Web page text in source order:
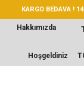
KARGO BEDAVA !
Hakkımızda
Hoşgeldiniz